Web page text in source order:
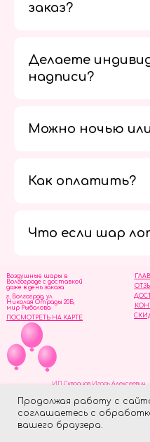
Продолжая работу с
соглашаетесь с
вашего браузера.
заказ?
Делаете
надписи?
Можно ночью
Как оплатить?
Что если шар
Воздушные шары в
Волгограде с доставкой
даже в день заказа
г. Волгоград, ул.
Николая Отрады 20Б,
мир Рыболова
ПОСМОТРЕТЬ НА КАРТЕ
ИП Скворцов Игорь Алексеевич
Made on